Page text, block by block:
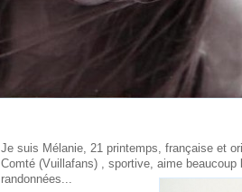
Je suis Mélanie, 21 printemps, française et
Comté (Vuillafans) , sportive, aime beaucoup
randonnées...